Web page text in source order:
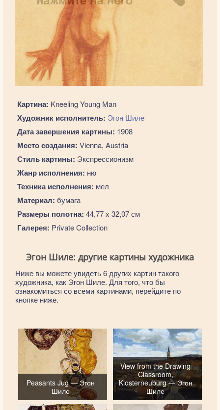
Картина: Kneeling Young Man
Художник исполнитель: Эгон Шиле
Дата завершения картины: 1908
Место создания: Vienna, Austria
Стиль картины: Экспрессионизм
Жанр исполнения: ню
Техника исполнения: мел
Материал: бумага
Размеры полотна: 44,77 x 32,07 см
Галерея: Private Collection
Эгон Шиле: другие картины художника
Ниже вы можете увидеть 6 других картин такого
художника, как Эгон Шиле. Для того, что бы
ознакомиться со всеми картинами, перейдите по
кнопке ниже.
Peasants Jug — Эгон
Шиле
View from the Drawing
Classroom,
Klosterneuburg — Эгон
Шиле